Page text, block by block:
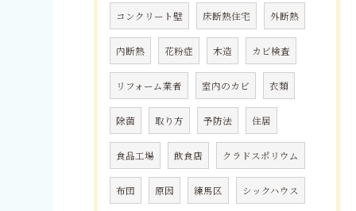
コンクリート壁 床断熱住宅 外断熱
内断熱 花粉症 木造 カビ検査
リフォーム業者 室内のカビ 衣類
除菌 取り方 予防法 住居
食品工場 飲食店 クラドスポリウム
布団 原因 練馬区 シックハウス